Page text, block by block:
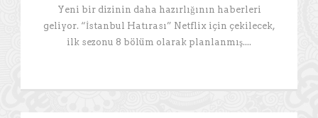
Yeni bir dizinin daha hazırlığının haberleri
geliyor. “İstanbul Hatırası” Netflix için çekilecek,
ilk sezonu 8 bölüm olarak planlanmış....